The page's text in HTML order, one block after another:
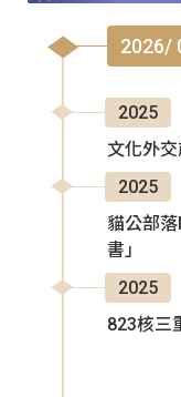
2026/
2025
文化外
2025
貓公部
書」
2025
823核三